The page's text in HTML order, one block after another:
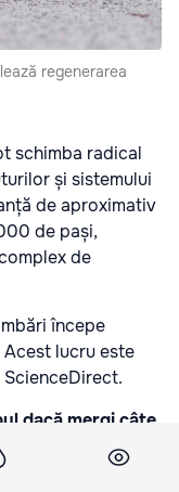
regenerarea
schimba radical
și sistemului
de aproximativ
de pași,
de
începe
lucru este
dacă mergi câte